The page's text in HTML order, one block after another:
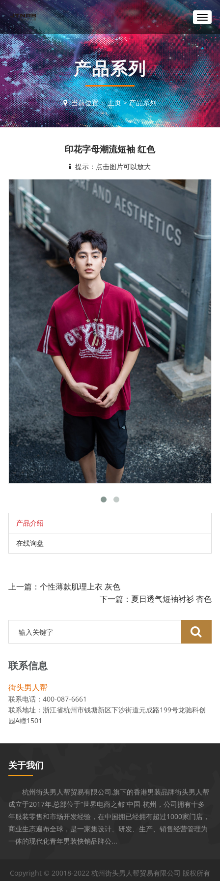
T
o
g
g
l
e
n
a
v
i
g
a
产品系列
当前位置：主页>产品系列
印花字母潮流短袖 红色
提示：点击图片可以放大
产品介绍
在线询盘
上一篇：个性薄款肌理上衣 灰色
下一篇：夏日透气短袖衬衫 杏色
联系信息
街头男人帮
联系电话：400-087-6661
联系地址：浙江省杭州市钱塘新区下沙街道元成路199号龙驰科创
园A幢1501
关于我们
杭州街头男人帮贸易有限公司,旗下的香港男装品牌街头男人帮
成立于2017年,总部位于“世界电商之都”中国-杭州，公司拥有十多
年服装零售和市场开发经验，在中国拥已经拥有超过1000家门店，
商业生态遍布全球，是一家集设计、研发、生产、销售经营管理为
一体的现代化青年男装快销品牌公...
Copyright © 20018-2022 杭州街头男人帮贸易有限公司 版权所有